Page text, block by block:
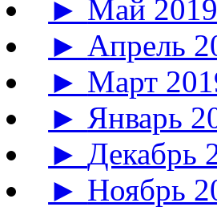
► Май 2019
► Апрель
► Март
► Январь
►Декабрь
► Ноябрь